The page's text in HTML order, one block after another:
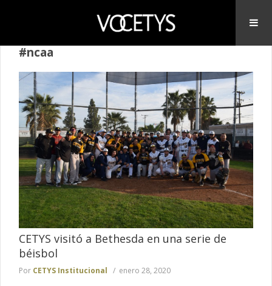
#ncaa
CETYS visitó a Bethesda en una serie de
béisbol
Por CETYS Institucional enero 28, 2020